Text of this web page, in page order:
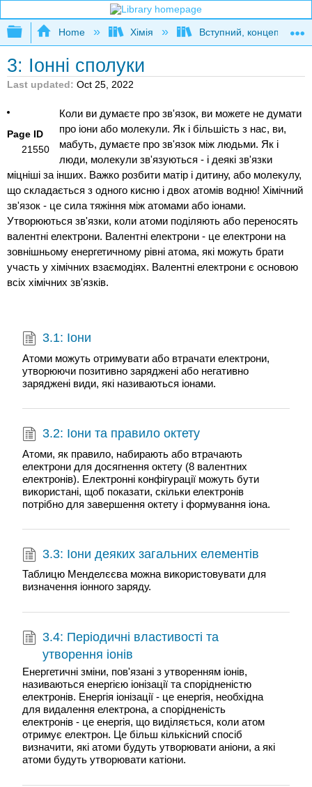
Expand/collapse global hierarchy
Home Хімія Вступний,
3: Іонні сполуки
Last updated Oct 25, 2022
Page ID
21550
Коли ви думаєте про зв'язок, ви можете не думати
про іони або молекули. Як і більшість з нас, ви,
мабуть, думаєте про зв'язок між людьми. Як і
люди, молекули зв'язуються - і деякі зв'язки
міцніші за інших. Важко розбити матір і дитину, або молекулу,
що складається з одного кисню і двох атомів водню! Хімічний
зв'язок - це сила тяжіння між атомами або іонами.
Утворюються зв'язки, коли атоми поділяють або переносять
валентні електрони. Валентні електрони - це електрони на
зовнішньому енергетичному рівні атома, які можуть брати
участь у хімічних взаємодіях. Валентні електрони є основою
всіх хімічних зв'язків.
3.1: Іони
Атоми можуть отримувати або втрачати електрони,
утворюючи позитивно заряджені або негативно
заряджені види, які називаються іонами.
3.2: Іони та правило октету
Атоми, як правило, набирають або втрачають
електрони для досягнення октету (8 валентних
електронів). Електронні конфігурації можуть бути
використані, щоб показати, скільки електронів
потрібно для завершення октету і формування іона.
3.3: Іони деяких загальних елементів
Таблицю Менделєєва можна використовувати для
визначення іонного заряду.
3.4: Періодичні властивості та
утворення іонів
Енергетичні зміни, пов'язані з утворенням іонів,
називаються енергією іонізації та спорідненістю
електронів. Енергія іонізації - це енергія, необхідна
для видалення електрона, а спорідненість
електронів - це енергія, що виділяється, коли атом
отримує електрон. Це більш кількісний спосіб
визначити, які атоми будуть утворювати аніони, а які
атоми будуть утворювати катіони.